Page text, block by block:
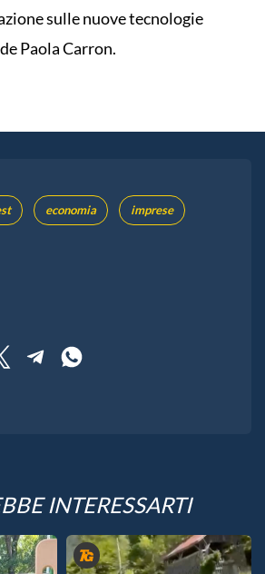
sulle nuove tecnologie
Paola Carron.
economia imprese
INTERESSARTI